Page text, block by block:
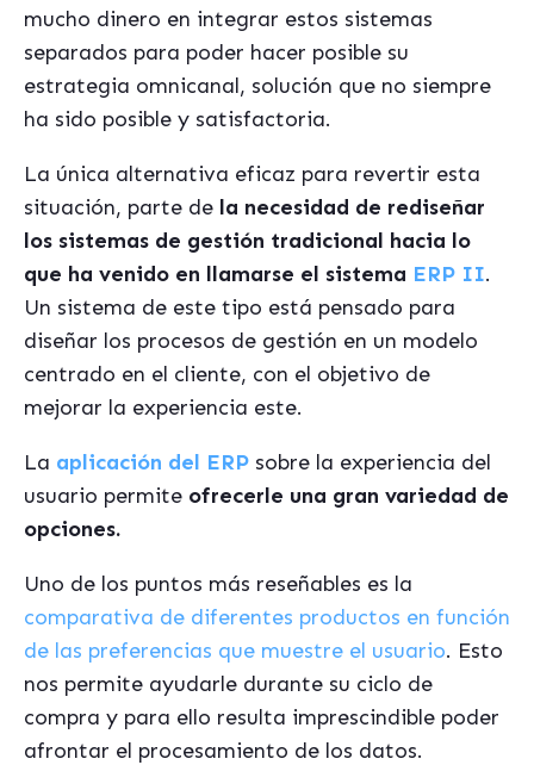
mucho dinero en integrar estos sistemas
separados para poder hacer posible su
estrategia omnicanal, solución que no siempre
ha sido posible y satisfactoria.
La única alternativa eficaz para revertir esta
situación, parte de la necesidad de rediseñar
los sistemas de gestión tradicional hacia lo
que ha venido en llamarse el sistema ERP II.
Un sistema de este tipo está pensado para
diseñar los procesos de gestión en un modelo
centrado en el cliente, con el objetivo de
mejorar la experiencia este.
La aplicación del ERP sobre la experiencia del
usuario permite ofrecerle una gran variedad de
opciones.
Uno de los puntos más reseñables es la
comparativa de diferentes productos en función
de las preferencias que muestre el usuario. Esto
nos permite ayudarle durante su ciclo de
compra y para ello resulta imprescindible poder
afrontar el procesamiento de los datos.